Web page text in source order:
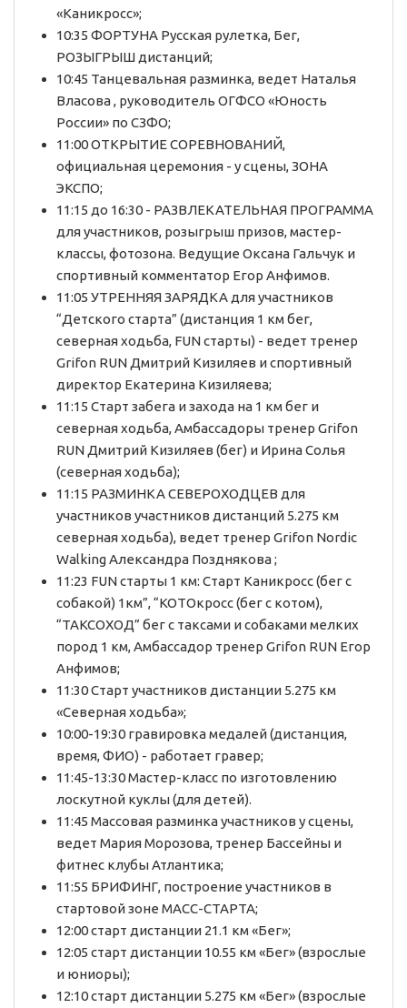
«Каникросс»;
10:35 ФОРТУНА Русская рулетка, Бег,
РОЗЫГРЫШ дистанций;
10:45 Танцевальная разминка, ведет Наталья
Власова , руководитель ОГФСО «Юность
России» по СЗФO;
11:00 ОТКРЫТИЕ СОРЕВНОВАНИЙ,
официальная церемония - у сцены, ЗОНА
ЭКСПO;
11:15 до 16:30 - РАЗВЛЕКАТЕЛЬНАЯ ПРОГРАММА
для участников, розыгрыш призов, мастер-
классы, фотозона. Ведущие Оксана Гальчук и
спортивный комментатор Егор Анфимов.
11:05 УТРЕННЯЯ ЗАРЯДКА для участников
“Детского старта” (дистанция 1 км бег,
северная ходьба, FUN старты) - ведет тренер
Grifon RUN Дмитрий Кизиляев и спортивный
директор Екатерина Кизиляева;
11:15 Старт забега и захода на 1 км бег и
северная ходьба, Амбассадоры тренер Grifon
RUN Дмитрий Кизиляев (бег) и Ирина Солья
(северная ходьба);
11:15 РАЗМИНКА СЕВЕРОХОДЦЕВ для
участников участников дистанций 5.275 км
северная ходьба), ведет тренер Grifon Nordic
Walking Александра Позднякова ;
11:23 FUN старты 1 км: Старт Каникросс (бег с
собакой) 1км”, “КОТОкросс (бег с котом),
“ТАКСОХОД” бег с таксами и собаками мелких
пород 1 км, Амбассадор тренер Grifon RUN Егор
Анфимов;
11:30 Старт участников дистанции 5.275 км
«Северная ходьба»;
10:00-19:30 гравировка медалей (дистанция,
время, ФИО) - работает гравер;
11:45-13:30 Мастер-класс по изготовлению
лоскутной куклы (для детей).
11:45 Массовая разминка участников у сцены,
ведет Мария Морозова, тренер Бассейны и
фитнес клубы Атлантика;
11:55 БРИФИНГ, построение участников в
стартовой зоне МАСС-СТАРТА;
12:00 старт дистанции 21.1 км «Бег»;
12:05 старт дистанции 10.55 км «Бег» (взрослые
и юниоры);
12:10 старт дистанции 5.275 км «Бег» (взрослые